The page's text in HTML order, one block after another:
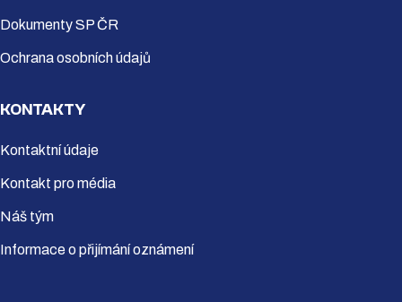
Dokumenty SP ČR
Ochrana osobních údajů
KONTAKTY
Kontaktní údaje
Kontakt pro média
Náš tým
Informace o přijímání oznámení